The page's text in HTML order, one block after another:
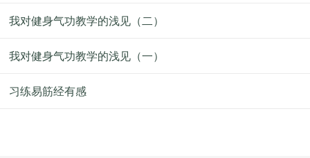
我对健身气功教学的浅见（二）
我对健身气功教学的浅见（一）
习练易筋经有感